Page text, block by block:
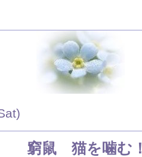
窮鼠 猫を噛む